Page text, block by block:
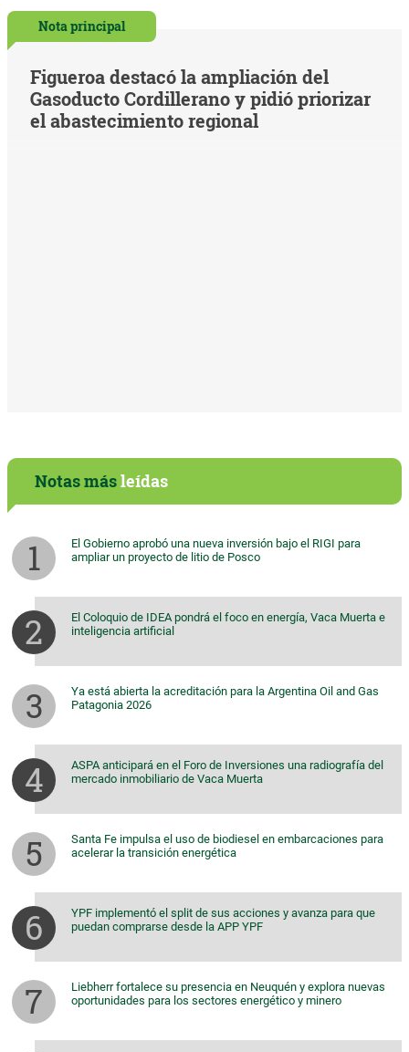
Nota principal
Figueroa destacó la ampliación del
Gasoducto Cordillerano y pidió priorizar
el abastecimiento regional
Notas másleídas
El Gobierno aprobó una nueva inversión bajo el RIGI para
ampliar un proyecto de litio de Posco
El Coloquio de IDEA pondrá el foco en energía, Vaca Muerta e
inteligencia artificial
Ya está abierta la acreditación para la Argentina Oil and Gas
Patagonia 2026
ASPA anticipará en el Foro de Inversiones una radiografía del
mercado inmobiliario de Vaca Muerta
Santa Fe impulsa el uso de biodiesel en embarcaciones para
acelerar la transición energética
YPF implementó el split de sus acciones y avanza para que
puedan comprarse desde la APP YPF
Liebherr fortalece su presencia en Neuquén y explora nuevas
oportunidades para los sectores energético y minero